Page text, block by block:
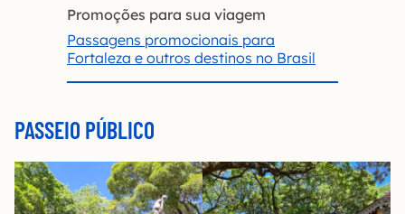
Promoções para sua viagem
Passagens promocionais para
Fortaleza e outros destinos no Brasil
PASSEIO PÚBLICO